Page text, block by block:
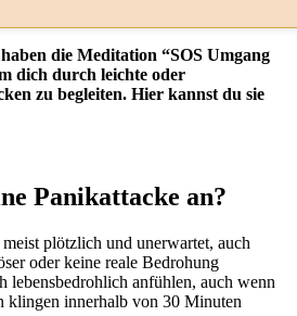
die Meditation “SOS Umgang
dich durch leichte oder
zu begleiten. Hier kannst du sie
Panikattacke an?
plötzlich und unerwartet, auch
oder keine reale Bedrohung
lebensbedrohlich anfühlen, auch wenn
klingen innerhalb von 30 Minuten